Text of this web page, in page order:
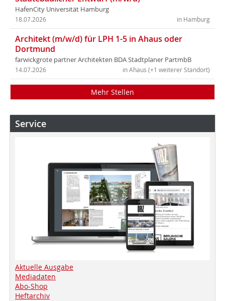
HafenCity Universität Hamburg
in Hamburg
18.07.2026
Architekt (m/w/d) für LPH 1-5 in Ahaus oder
Dortmund
farwickgrote partner Architekten BDA Stadtplaner PartmbB
in Ahaus (+1 weiterer Standort)
14.07.2026
Mehr Stellen
Service
Aktuelle Ausgabe
Mediadaten
Abo-Shop
Heftarchiv